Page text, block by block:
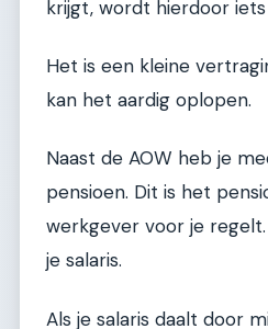
krijgt, wordt hierdoor iets
Het is een kleine
kan het aardig oplopen.
Naast de AOW heb je
pensioen. Dit is het
werkgever voor je
je salaris.
Als je salaris daalt door